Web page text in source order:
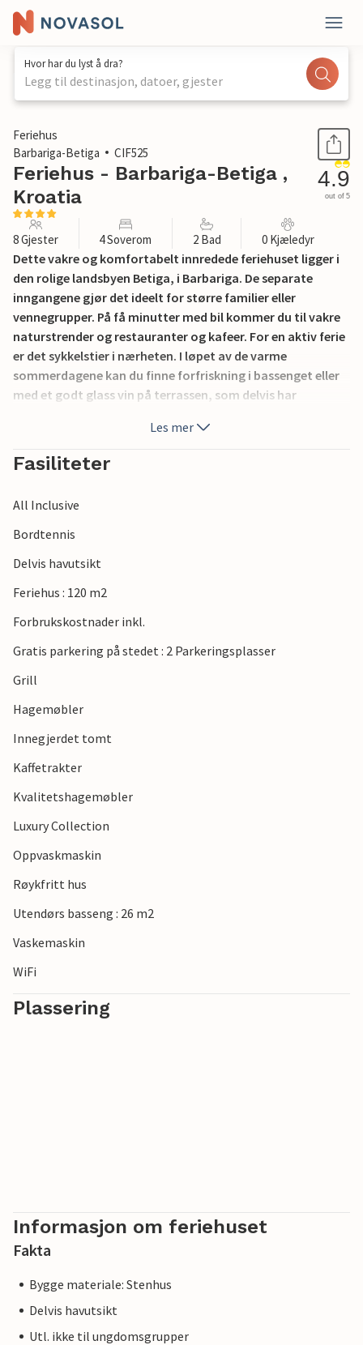
Hvor har du lyst å dra?
Legg til destinasjon, datoer, gjester
1 / 45
Feriehus
Barbariga-Betiga
CIF525
Feriehus - Barbariga-Betiga ,
Kroatia
4.9
out of 5
8 Gjester 4 Soverom 2 Bad 0 Kjæledyr
Dette vakre og komfortabelt innredede feriehuset ligger i
den rolige landsbyen Betiga, i Barbariga. De separate
inngangene gjør det ideelt for større familier eller
vennegrupper. På få minutter med bil kommer du til vakre
naturstrender og restauranter og kafeer. For en aktiv ferie
er det sykkelstier i nærheten. I løpet av de varme
sommerdagene kan du finne forfriskning i bassenget eller
med et godt glass vin på terrassen, som delvis har
nasjonalpark, som vil fortrylle deg med naturlig skjønnhet.
Les mer
Fasiliteter
All Inclusive
Bordtennis
Delvis havutsikt
Feriehus : 120 m2
Forbrukskostnader inkl.
Gratis parkering på stedet : 2 Parkeringsplasser
Grill
Hagemøbler
Innegjerdet tomt
Kaffetrakter
Kvalitetshagemøbler
Luxury Collection
Oppvaskmaskin
Røykfritt hus
Utendørs basseng : 26 m2
Vaskemaskin
WiFi
Plassering
Informasjon om feriehuset
Fakta
Bygge materiale: Stenhus
Delvis havutsikt
Utl. ikke til ungdomsgrupper